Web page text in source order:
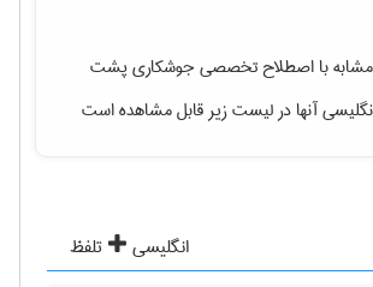
مشابه با اصطلاح تخصصیجوشکاری پشت
آنها در لیست زیر قابل مشاهده است
انگلیسی
تلفظ